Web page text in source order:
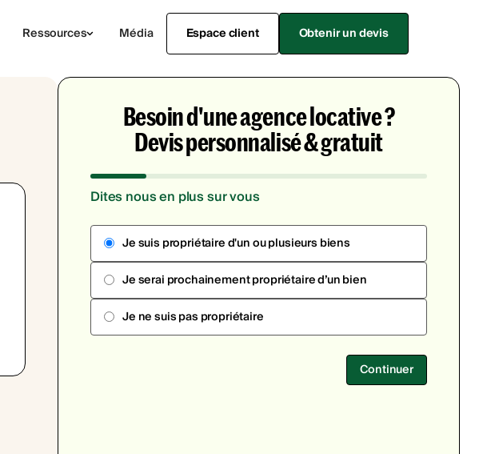
Ressources Média Espace client Obtenir un devis
Besoin d'une agence locative ?
Devis personnalisé & gratuit
Dites nous en plus sur vous
Je suis propriétaire d'un ou plusieurs biens
Je serai prochainement propriétaire d’un bien
Je ne suis pas propriétaire
Continuer